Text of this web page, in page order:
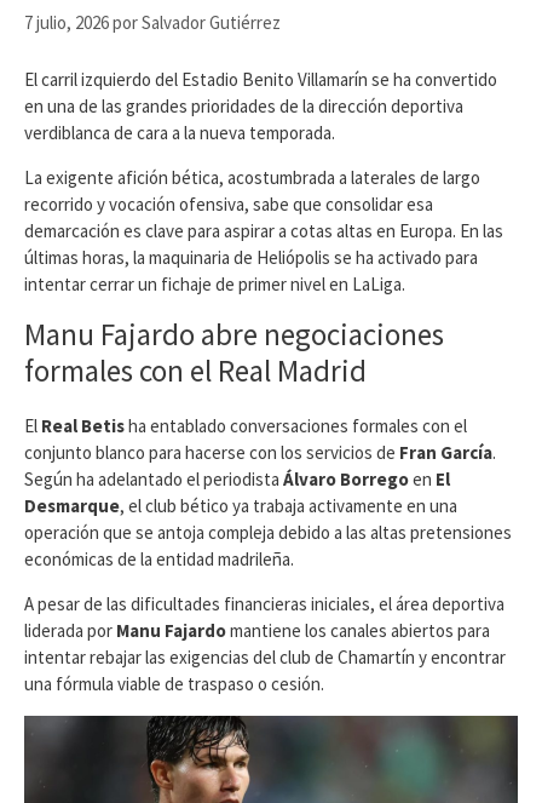
7 julio, 2026porSalvador Gutiérrez
​El carril izquierdo del Estadio Benito Villamarín se ha convertido
en una de las grandes prioridades de la dirección deportiva
verdiblanca de cara a la nueva temporada.
La exigente afición bética, acostumbrada a laterales de largo
recorrido y vocación ofensiva, sabe que consolidar esa
demarcación es clave para aspirar a cotas altas en Europa. En las
últimas horas, la maquinaria de Heliópolis se ha activado para
intentar cerrar un fichaje de primer nivel en LaLiga.
​Manu Fajardo abre negociaciones
formales con el Real Madrid
​El Real Betisha entablado conversaciones formales con el
conjunto blanco para hacerse con los servicios de Fran García.
Según ha adelantado el periodista Álvaro Borregoen El
Desmarque, el club bético ya trabaja activamente en una
operación que se antoja compleja debido a las altas pretensiones
económicas de la entidad madrileña.
​A pesar de las dificultades financieras iniciales, el área deportiva
liderada por Manu Fajardomantiene los canales abiertos para
intentar rebajar las exigencias del club de Chamartín y encontrar
una fórmula viable de traspaso o cesión.